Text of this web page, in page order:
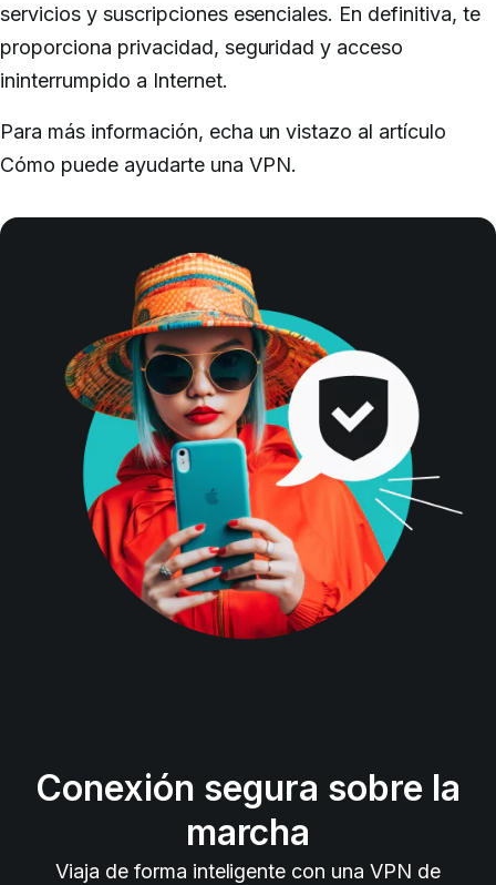
servicios y suscripciones esenciales. En definitiva, te
proporciona privacidad, seguridad y acceso
ininterrumpido a Internet.
Para más información, echa un vistazo al artículo
Cómo puede ayudarte una VPN.
Conexión segura sobre la
marcha
Viaja de forma inteligente con una VPN de